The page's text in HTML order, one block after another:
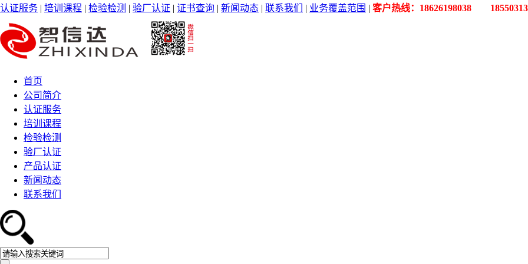
认证服务 | 培训课程 | 检验检测 | 验厂认证 | 证书查询 | 新闻动态 | 联系我们 | 业务覆盖范围 | 客户热线：18626198038
首页
公司简介
认证服务
培训课程
检验检测
验厂认证
产品认证
新闻动态
联系我们